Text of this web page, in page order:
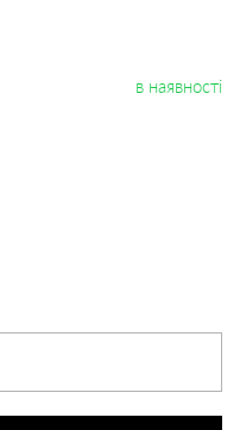
в наявності